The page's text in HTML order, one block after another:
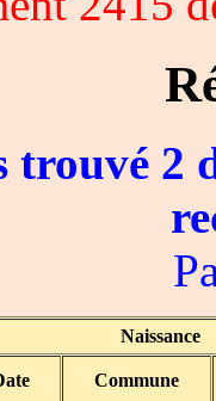
trouvé 2
Naissance
Commune